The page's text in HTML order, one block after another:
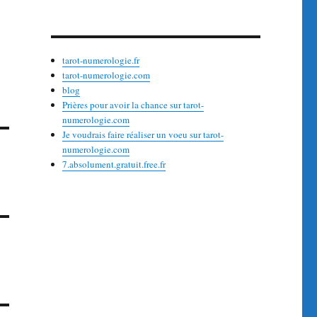
tarot-numerologie.fr
tarot-numerologie.com
blog
Prières pour avoir la chance sur tarot-
numerologie.com
Je voudrais faire réaliser un voeu sur tarot-
numerologie.com
7.absolument.gratuit.free.fr